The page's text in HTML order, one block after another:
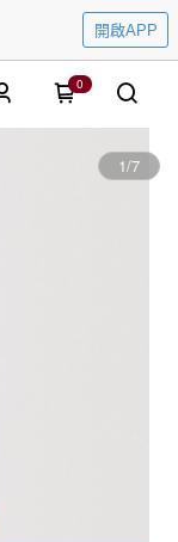
開啟APP
0
1/7